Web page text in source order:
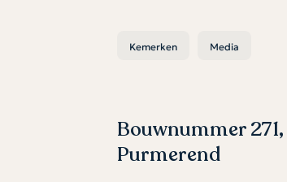
Kemerken Media
Bouwnummer
Purmerend